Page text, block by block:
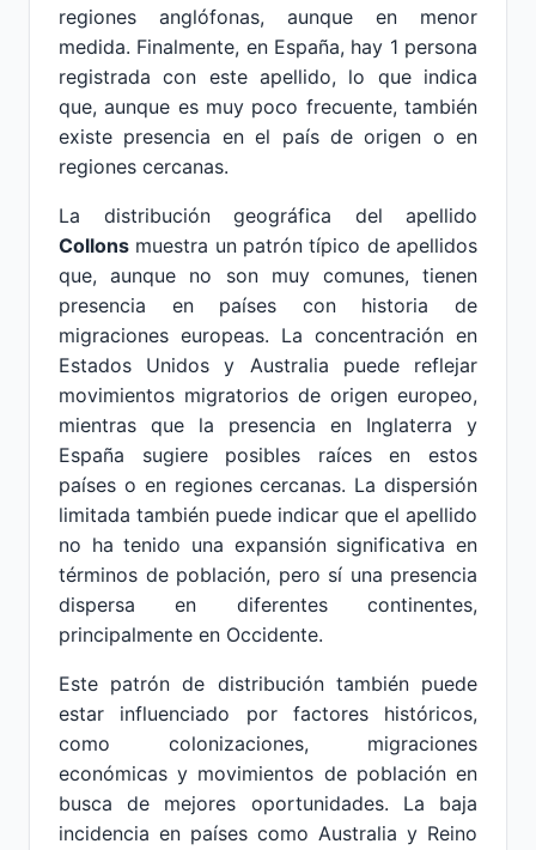
regiones anglófonas, aunque en menor
medida. Finalmente, en España, hay 1 persona
registrada con este apellido, lo que indica
que, aunque es muy poco frecuente, también
existe presencia en el país de origen o en
regiones cercanas.
La distribución geográfica del apellido
Collons muestra un patrón típico de apellidos
que, aunque no son muy comunes, tienen
presencia en países con historia de
migraciones europeas. La concentración en
Estados Unidos y Australia puede reflejar
movimientos migratorios de origen europeo,
mientras que la presencia en Inglaterra y
España sugiere posibles raíces en estos
países o en regiones cercanas. La dispersión
limitada también puede indicar que el apellido
no ha tenido una expansión significativa en
términos de población, pero sí una presencia
dispersa en diferentes continentes,
principalmente en Occidente.
Este patrón de distribución también puede
estar influenciado por factores históricos,
como colonizaciones, migraciones
económicas y movimientos de población en
busca de mejores oportunidades. La baja
incidencia en países como Australia y Reino